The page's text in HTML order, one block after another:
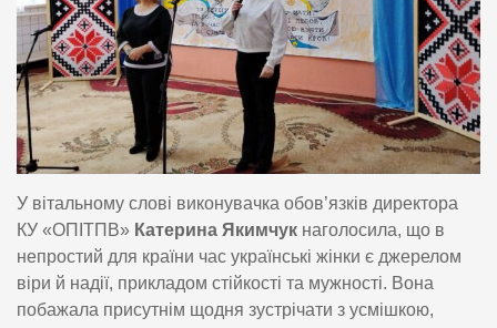
У вітальному слові виконувачка обов’язків директора
КУ «ОПІТПВ» Катерина Якимчук наголосила, що в
непростий для країни час українські жінки є джерелом
віри й надії, прикладом стійкості та мужності. Вона
побажала присутнім щодня зустрічати з усмішкою,